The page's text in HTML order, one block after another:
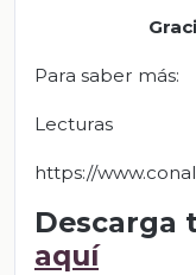
Para saber más:
Lecturas
https://
Descarga
aquí